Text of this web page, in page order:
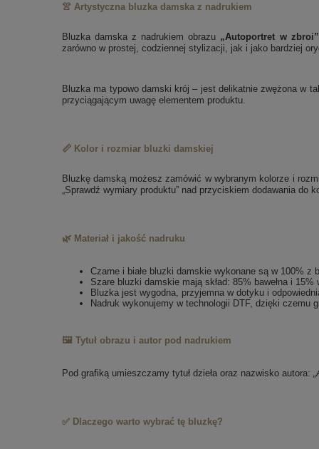
👚 Artystyczna bluzka damska z nadrukiem
Bluzka damska z nadrukiem obrazu „Autoportret w
zarówno w prostej, codziennej stylizacji, jak i jako bardziej
Bluzka ma typowo damski krój – jest delikatnie zwężona w
przyciągającym uwagę elementem produktu.
📏 Kolor i rozmiar bluzki damskiej
Bluzkę damską możesz zamówić w wybranym kolorze i
„Sprawdź wymiary produktu” nad przyciskiem dodawania do
🌿 Materiał i jakość nadruku
Czarne i białe bluzki damskie wykonane są w 100% z
Szare bluzki damskie mają skład: 85% bawełna i 15%
Bluzka jest wygodna, przyjemna w dotyku i
Nadruk wykonujemy w technologii DTF, dzięki
🖼️ Tytuł obrazu i autor pod nadrukiem
Pod grafiką umieszczamy tytuł dzieła oraz nazwisko autora:
✅ Dlaczego warto wybrać tę bluzkę?